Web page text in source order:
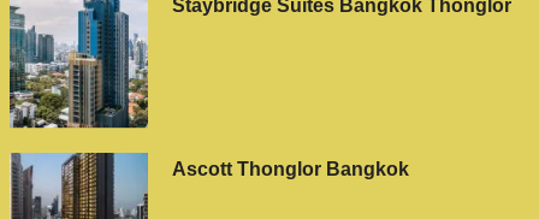
Staybridge Suites Bangkok Thonglor
Ascott Thonglor Bangkok